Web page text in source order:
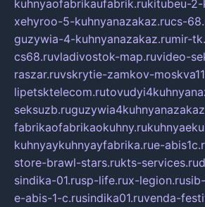
kuhnyaofabrikaufabrik.rukitubeu-2-
xehyroo-5-kuhnyanazakaz.rucs-
guzywia-4-kuhnyanazakaz.rumir-
cs68.ruvladivostok-map.ruvideo-
raszar.ruvskrytie-zamkov-
lipetsktelecom.ru
seksuzb.ru
fabrikaofabrikaokuhny.ru
kuhnyaykuhnyayfabrika.rue-
store-brawl-stars.rukts-services.ru
sindika-01.rusp-life.rux-legion.ru
e-abis-1-c.rusindika01.ruvenda-